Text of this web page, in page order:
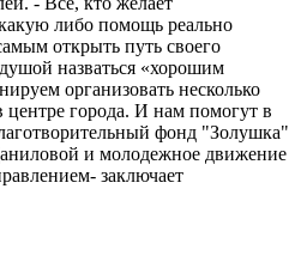
либо помощь реально
открыть путь своего
назваться «хорошим
организовать несколько
города. И нам помогут в
фонд "Золушка"
и молодежное движение
заключает